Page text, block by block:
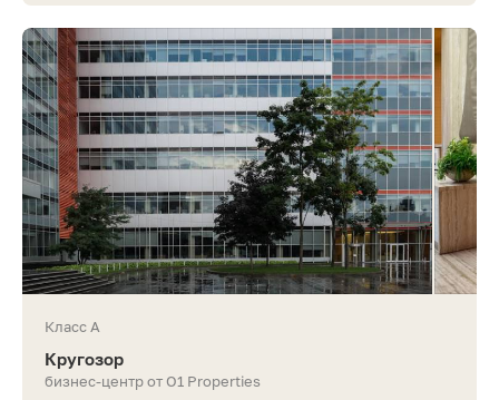
Класс A
Кругозор
бизнес-центр от O1 Properties